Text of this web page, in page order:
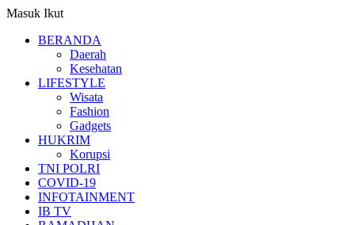
Masuk Ikut
BERANDA
Daerah
Kesehatan
LIFESTYLE
Wisata
Fashion
Gadgets
HUKRIM
Korupsi
TNI POLRI
COVID-19
INFOTAINMENT
IB TV